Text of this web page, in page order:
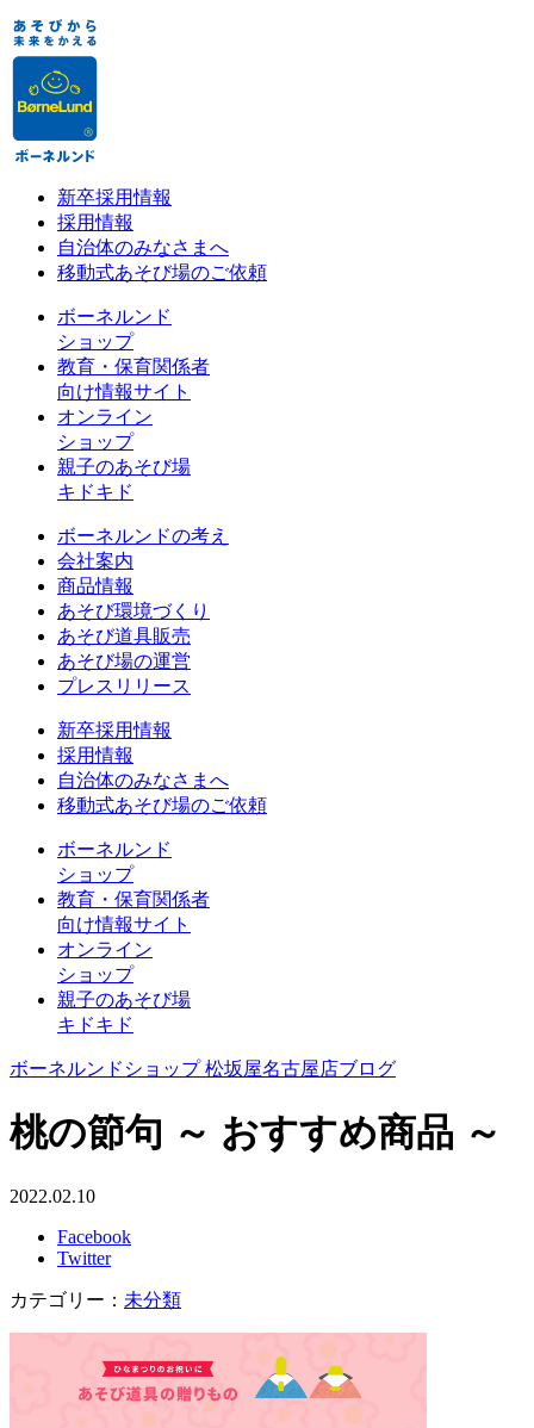
新卒採用情報
採用情報
自治体のみなさまへ
移動式あそび場のご依頼
ボーネルンド
ショップ
教育・保育関係者
向け情報サイト
オンライン
ショップ
親子のあそび場
キドキド
ボーネルンドの考え
会社案内
商品情報
あそび環境づくり
あそび道具販売
あそび場の運営
プレスリリース
新卒採用情報
採用情報
自治体のみなさまへ
移動式あそび場のご依頼
ボーネルンド
ショップ
教育・保育関係者
向け情報サイト
オンライン
ショップ
親子のあそび場
キドキド
ボーネルンドショップ 松坂屋名古屋店ブログ
桃の節句 ～ おすすめ商品 ～
2022.02.10
Facebook
Twitter
カテゴリー： 未分類